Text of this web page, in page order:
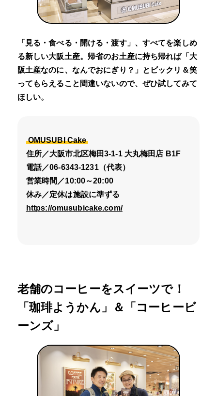
「見る・食べる・開ける・渡す」、すべてを楽しめ
る新しい大阪土産。帰省のお土産に持ち帰れば「大
阪土産なのに、なんでおにぎり？」とビックリ＆笑
ってもらえること間違いないので、ぜひ試してみて
ほしい。
OMUSUBI Cake
住所／大阪市北区梅田3-1-1 大丸梅田店 B1F
電話／06-6343-1231（代表）
営業時間／10:00～20:00
休み／定休は施設に準ずる
https://omusubicake.com/
老舗のコーヒーをスイーツで！
「珈琲ようかん」＆「コーヒービ
ーンズ」